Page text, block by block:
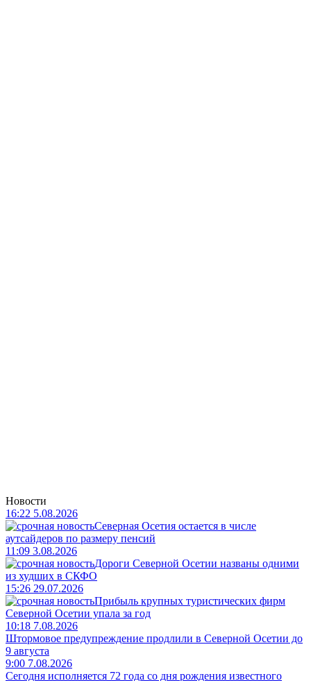
Новости
16:22 5.08.2026
Северная Осетия остается в числе
аутсайдеров по размеру пенсий
11:09 3.08.2026
Дороги Северной Осетии названы одними
из худших в СКФО
15:26 29.07.2026
Прибыль крупных туристических фирм
Северной Осетии упала за год
10:18 7.08.2026
Штормовое предупреждение продлили в Северной Осетии до
9 августа
9:00 7.08.2026
Сегодня исполняется 72 года со дня рождения известного